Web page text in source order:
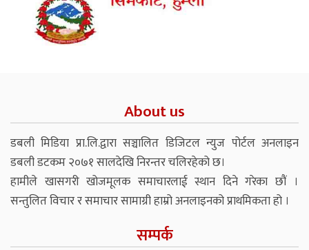
About us
डबली मिडिया प्रा.लि.द्वारा सञ्चालित डिजिटल न्युज पोर्टल अनलाइन
डबली डटकम २०७१ सालदेखि निरन्तर चलिरहेको छ।
हामीले खासगरी खोजमूलक समाचारलाई स्थान दिने गरेका छौं ।
सन्तुलित विचार र समाचार सामाग्री हाम्रो अनलाइनको प्राथमिकता हो ।
सम्पर्क